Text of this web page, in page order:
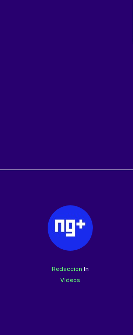
Redaccion In
Videos